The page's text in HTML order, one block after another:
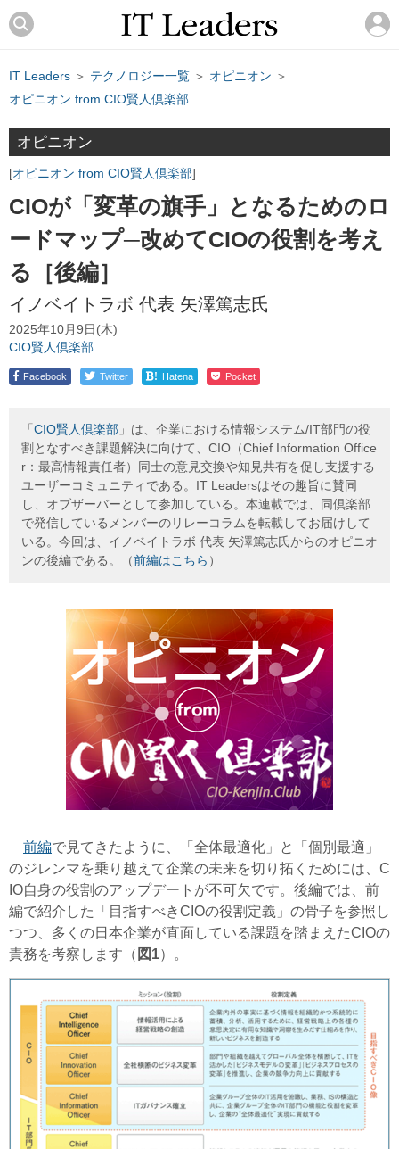
IT Leaders ＞ テクノロジー一覧 ＞ オピニオン ＞
オピニオン from CIO賢人倶楽部
オピニオン
オピニオン from CIO賢人倶楽部
CIOが「変革の旗手」となるためのロ
ードマップ─改めてCIOの役割を考え
る［後編］
イノベイトラボ 代表 矢澤篤志氏
2025年10月9日(木)
CIO賢人倶楽部
Facebook Twitter ! Hatena Pocket
「 CIO賢人倶楽部 」は、企業における情報システム/IT部門の役
割となすべき課題解決に向けて、CIO（Chief Information Office
r：最高情報責任者）同士の意見交換や知見共有を促し支援する
ユーザーコミュニティである。IT Leadersはその趣旨に賛同
し、オブザーバーとして参加している。本連載では、同倶楽部
で発信しているメンバーのリレーコラムを転載してお届けして
いる。今回は、イノベイトラボ 代表 矢澤篤志氏からのオピニオ
ンの後編である。（前編はこちら ）
前編で見てきたように、「全体最適化」と「個別最適」
のジレンマを乗り越えて企業の未来を切り拓くためには、C
IO自身の役割のアップデートが不可欠です。後編では、前
編で紹介した「目指すべきCIOの役割定義」の骨子を参照し
つつ、多くの日本企業が直面している課題を踏まえたCIOの
責務を考察します（ 図1）。